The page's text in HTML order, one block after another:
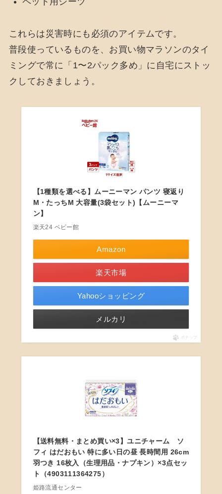
これらは災害時にも必須のアイテムです。
普段使っているものを、お買い物マラソンのタイ
ミングで常に「1〜2パック多め」に自宅にストッ
クしておきましょう。
【1種類を選べる】ムーニーマン パンツ 寝返り
M・たっちM 大容量(3袋セット)【ムーニーマ
ン】
楽天24 ベビー館
Amazon
楽天市場
Yahooショッピング
メルカリ
ポチップ
【送料無料・まとめ買い×3】ユニチャーム ソ
フィ はだおもい 特に多い日の昼 長時間用 26cm
羽つき 16枚入（生理用品・ナプキン）×3点セッ
ト（4903111364275）
姫路流通センター